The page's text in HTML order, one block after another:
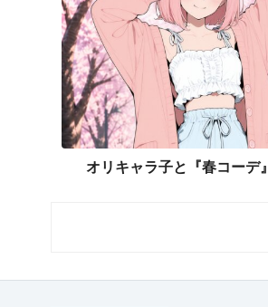
オリキャラ子と『春コーデ』